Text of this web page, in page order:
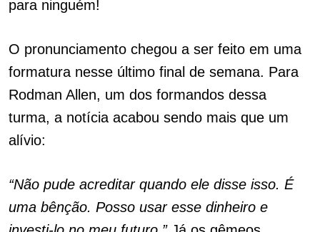
para ninguém!
O pronunciamento chegou a ser feito em uma
formatura nesse último final de semana. Para
Rodman Allen, um dos formandos dessa
turma, a notícia acabou sendo mais que um
alívio:
“Não pude acreditar quando ele disse isso. É
uma bênção. Posso usar esse dinheiro e